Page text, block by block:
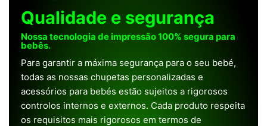
Qualidade e segurança
Nossa tecnologia de impressão 100% segura para
bebês.
Para garantir a máxima segurança para o seu bebé,
todas as nossas chupetas personalizadas e
acessórios para bebés estão sujeitos a rigorosos
controlos internos e externos. Cada produto respeita
os requisitos mais rigorosos em termos de